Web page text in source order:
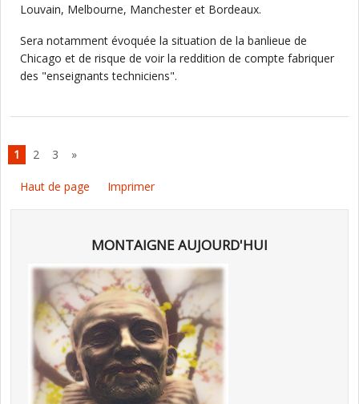
Louvain, Melbourne, Manchester et Bordeaux.
Sera notamment évoquée la situation de la banlieue de
Chicago et de risque de voir la reddition de compte fabriquer
des "enseignants techniciens".
1 2 3 »
Haut de page Imprimer
MONTAIGNE AUJOURD'HUI